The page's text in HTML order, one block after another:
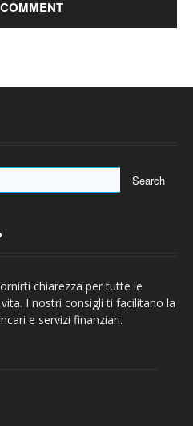
chiarezza per tutte le
I nostri consigli ti facilitano la
e servizi finanziari.